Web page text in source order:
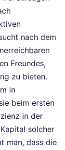
nach dem
Freundes,
zu bieten.
in
beim ersten
in der
solcher
man, dass die